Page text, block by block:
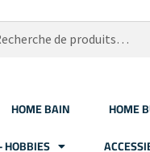
HOME BAIN HOME
HOBBIES